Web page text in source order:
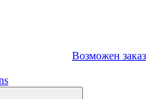
Возможен заказ